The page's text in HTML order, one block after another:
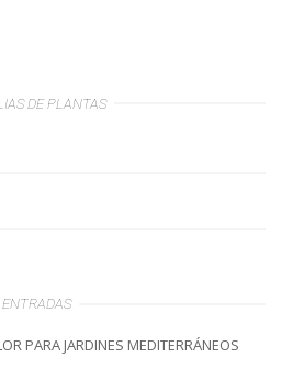
DE PLANTAS
ENTRADAS
PARA JARDINES MEDITERRÁNEOS